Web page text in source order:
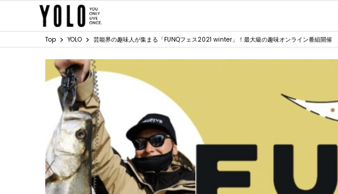
Top YOLO 芸能界の趣味人が集まる「FUNQフェス2021 winter」！最大級の趣味オンライン番組開催